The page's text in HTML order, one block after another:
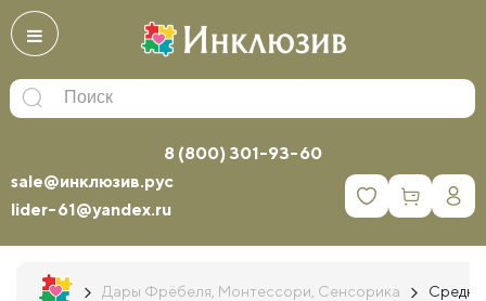
8 (800) 301-93-60
sale@инклюзив.рус
lider-61@yandex.ru
0
Дары Фрёбеля, Монтессори, Сенсорика